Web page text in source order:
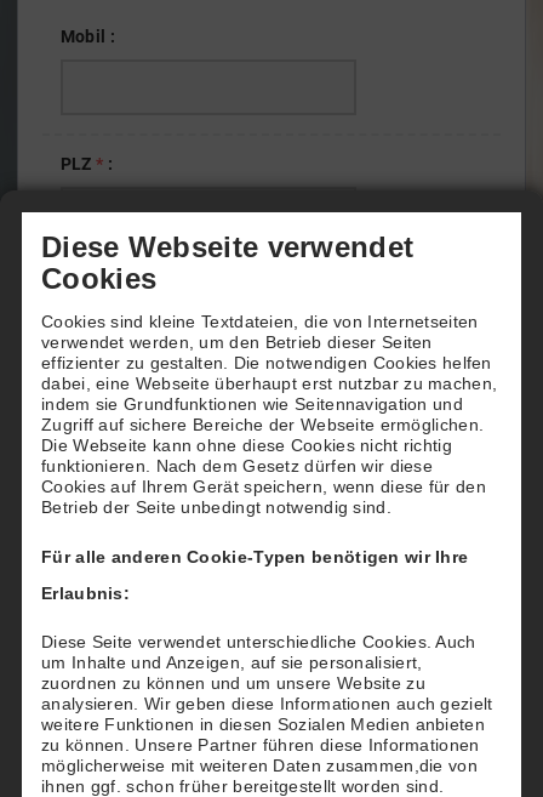
Mobil :
PLZ * :
Straße/
Ort*:
E-Mail*
Kontoinhaber*:
Name der Bank* :
Diese Webseite verwendet
Cookies
Cookies sind kleine Textdateien, die von Internetseiten
verwendet werden, um den Betrieb dieser Seiten
effizienter zu gestalten. Die notwendigen Cookies helfen
dabei, eine Webseite überhaupt erst nutzbar zu machen,
indem sie Grundfunktionen wie Seitennavigation und
Zugriff auf sichere Bereiche der Webseite ermöglichen.
Die Webseite kann ohne diese Cookies nicht richtig
funktionieren. Nach dem Gesetz dürfen wir diese
Cookies auf Ihrem Gerät speichern, wenn diese für den
Betrieb der Seite unbedingt notwendig sind.
Für alle anderen Cookie-Typen benötigen wir Ihre
Erlaubnis:
Diese Seite verwendet unterschiedliche Cookies. Auch
um Inhalte und Anzeigen, auf sie personalisiert,
zuordnen zu können und um unsere Website zu
analysieren. Wir geben diese Informationen auch gezielt
weitere Funktionen in diesen Sozialen Medien anbieten
zu können. Unsere Partner führen diese Informationen
möglicherweise mit weiteren Daten zusammen,die von
ihnen ggf. schon früher bereitgestellt worden sind.